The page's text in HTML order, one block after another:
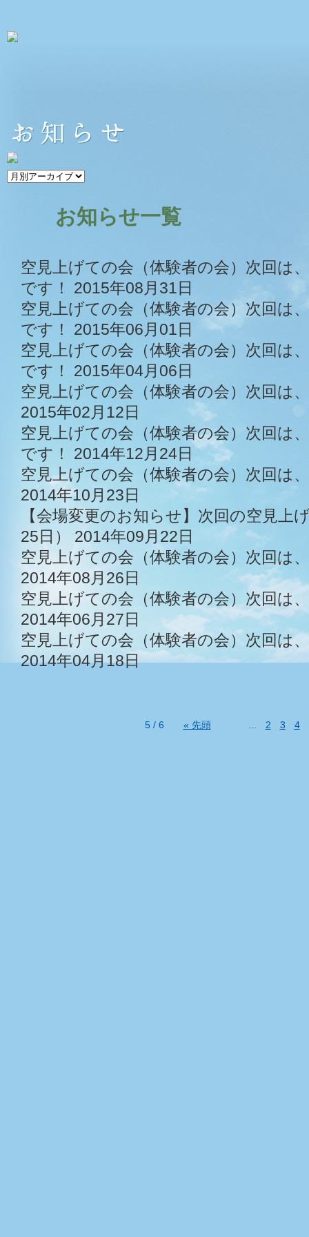
お知らせ一覧
空見上げての会（体験者の会）次回は
です！ 2015年08月31日
空見上げての会（体験者の会）次回は
です！ 2015年06月01日
空見上げての会（体験者の会）次回は
です！ 2015年04月06日
空見上げての会（体験者の会）次回は
2015年02月12日
空見上げての会（体験者の会）次回は
です！ 2014年12月24日
空見上げての会（体験者の会）次回は
2014年10月23日
【会場変更のお知らせ】次回の空見上
25日） 2014年09月22日
空見上げての会（体験者の会）次回は
2014年08月26日
空見上げての会（体験者の会）次回は
2014年06月27日
空見上げての会（体験者の会）次回は
2014年04月18日
5 / 6 « 先頭 2 3 4